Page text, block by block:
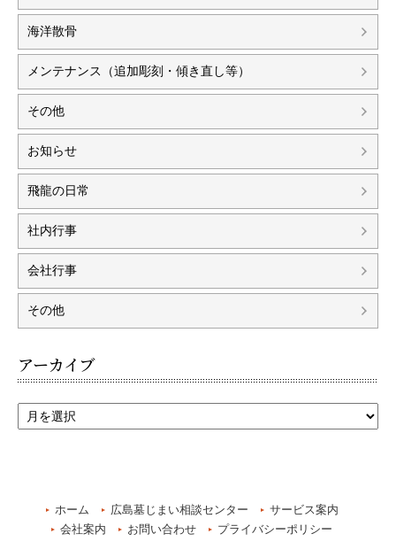
海洋散骨
メンテナンス（追加彫刻・傾き直し等）
その他
お知らせ
飛龍の日常
社内行事
会社行事
その他
アーカイブ
ホーム 広島墓じまい相談センター
サービス案内
会社案内
お問い合わせ プライバシーポリシー